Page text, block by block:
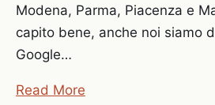
Modena, Parma, Piacenza e
capito bene, anche noi siamo
Google…
Read More